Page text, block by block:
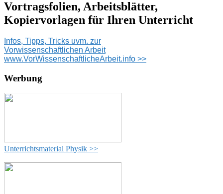
Vortragsfolien, Arbeitsblätter,
Kopiervorlagen für Ihren Unterricht
Infos, Tipps, Tricks uvm. zur
Vorwissenschaftlichen Arbeit
www.VorWissenschaftlicheArbeit.info >>
Werbung
Unterrichtsmaterial Physik >>